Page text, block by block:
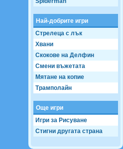
Най-добрите игри
Стрелеца с лък
Хвани
Скокове на Делфин
Смени въжетата
Мятане на копие
Трамполайн
Още игри
Игри за Рисуване
Стигни другата страна